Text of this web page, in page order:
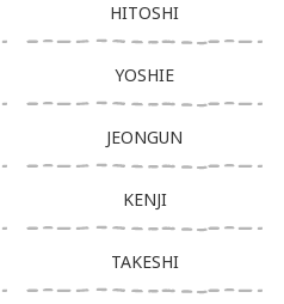
HITOSHI
YOSHIE
JEONGUN
KENJI
TAKESHI